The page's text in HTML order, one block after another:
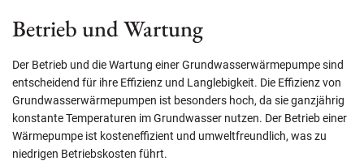
Betrieb und Wartung
Der Betrieb und die Wartung einer Grundwasserwärmepumpe sind
entscheidend für ihre Effizienz und Langlebigkeit. Die Effizienz von
Grundwasserwärmepumpen ist besonders hoch, da sie ganzjährig
konstante Temperaturen im Grundwasser nutzen. Der Betrieb einer
Wärmepumpe ist kosteneffizient und umweltfreundlich, was zu
niedrigen Betriebskosten führt.